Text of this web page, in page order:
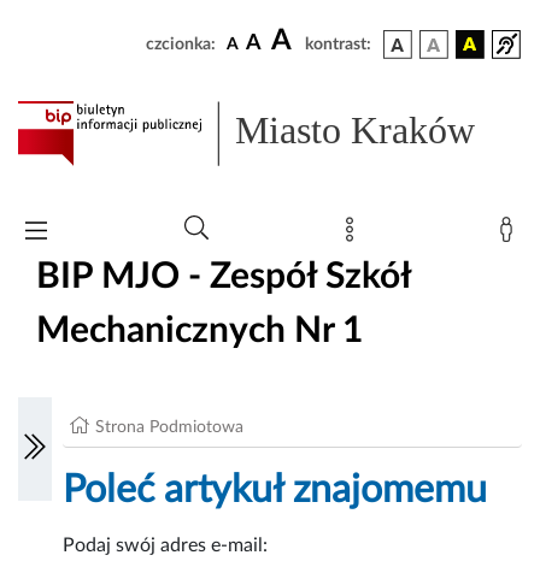
czcionka: A A A kontrast:
Miasto Kraków
BIP MJO - Zespół Szkół
Mechanicznych Nr 1
Strona Podmiotowa
Poleć artykuł znajomemu
Podaj swój adres e-mail: